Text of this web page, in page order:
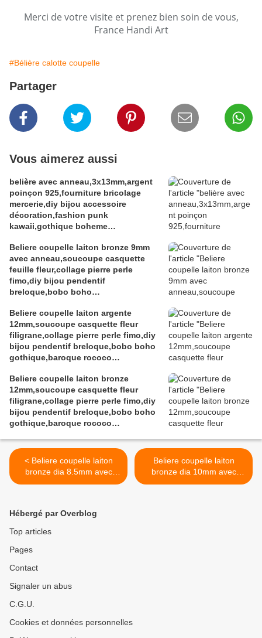
Merci de votre visite et prenez bien soin de vous,
France Handi Art
#Bélière calotte coupelle
Partager
Vous aimerez aussi
belière avec anneau,3x13mm,argent
poinçon 925,fourniture bricolage
mercerie,diy bijou accessoire
décoration,fashion punk
kawaii,gothique boheme
ceremonie,ateliers du fait mains
Beliere coupelle laiton bronze 9mm
avec anneau,soucoupe casquette
feuille fleur,collage pierre perle
fimo,diy bijou pendentif
breloque,bobo boho
victorien,deco scrap
Beliere coupelle laiton argente
12mm,soucoupe casquette fleur
filigrane,collage pierre perle fimo,diy
bijou pendentif breloque,bobo boho
gothique,baroque rococo
Beliere coupelle laiton bronze
12mm,soucoupe casquette fleur
filigrane,collage pierre perle fimo,diy
bijou pendentif breloque,bobo boho
gothique,baroque rococo
< Beliere coupelle laiton
bronze dia 8.5mm avec
anneau,soucoupe
pendentif breloque,bobo
boho gothique,baroque
rococo victorien,deco scrap
Beliere coupelle laiton
bronze dia 10mm avec
anneau,soucoupe
Hébergé par Overblog
Top articles
Pages
Contact
Signaler un abus
C.G.U.
Cookies et données personnelles